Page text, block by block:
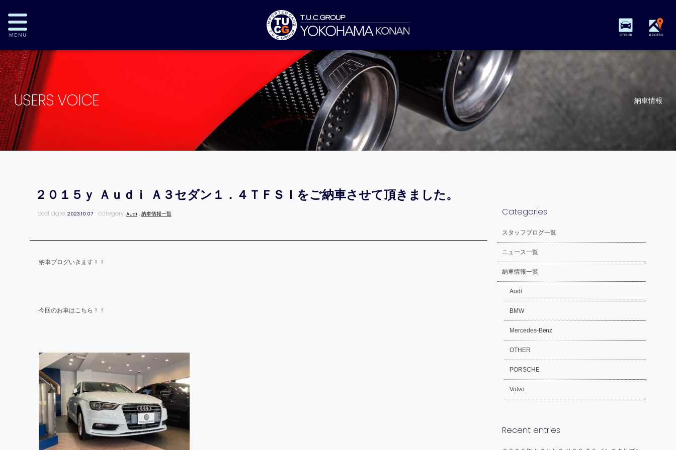
STOCK ACCESS
USERS VOICE 納車情報
２０１５ｙ Ａｕｄｉ Ａ３セダン１．４ＴＦＳＩをご納車させて頂きました。
post date:2023.10.07 category: Audi , 納車情報一覧
納車ブログいきます！！
今回のお車はこちら！！
Categories
スタッフブログ一覧
ニュース一覧
納車情報一覧
Audi
BMW
Mercedes-Benz
OTHER
PORSCHE
Volvo
Recent entries